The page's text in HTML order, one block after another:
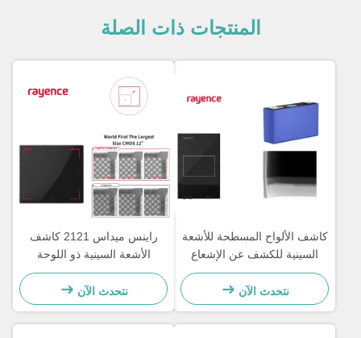
المنتجات ذات الصلة
كاشف الألواح المسطحة للأشعة
السينية للكشف عن الإشعاع
0712FCA.FGA
نتحدث الآن
راينس ميداس 2121 كاشف
الأشعة السينية ذو اللوحة
المسطحة للتفتيش الصناعي
بالتصوير المقطعي
نتحدث الآن